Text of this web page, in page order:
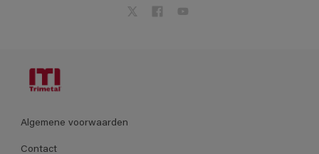
Algemene voorwaarden
Contact